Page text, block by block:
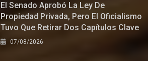
El Senado Aprobó La Ley De
Propiedad Privada, Pero El Oficialismo
Tuvo Que Retirar Dos Capítulos Clave
07/08/2026